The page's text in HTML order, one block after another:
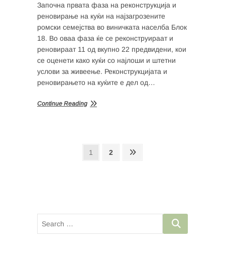
Започна првата фаза на реконструкција и
реновирање на куќи на најзагрозените
ромски семејства во виничката населба Блок
18. Во оваа фаза ќе се реконструираат и
реновираат 11 од вкупно 22 предвидени, кои
се оценети како куќи со најлоши и штетни
услови за живеење. Реконструкцијата и
реновирањето на куќите е дел од…
Continue Reading
Page
1 Page
2
Next